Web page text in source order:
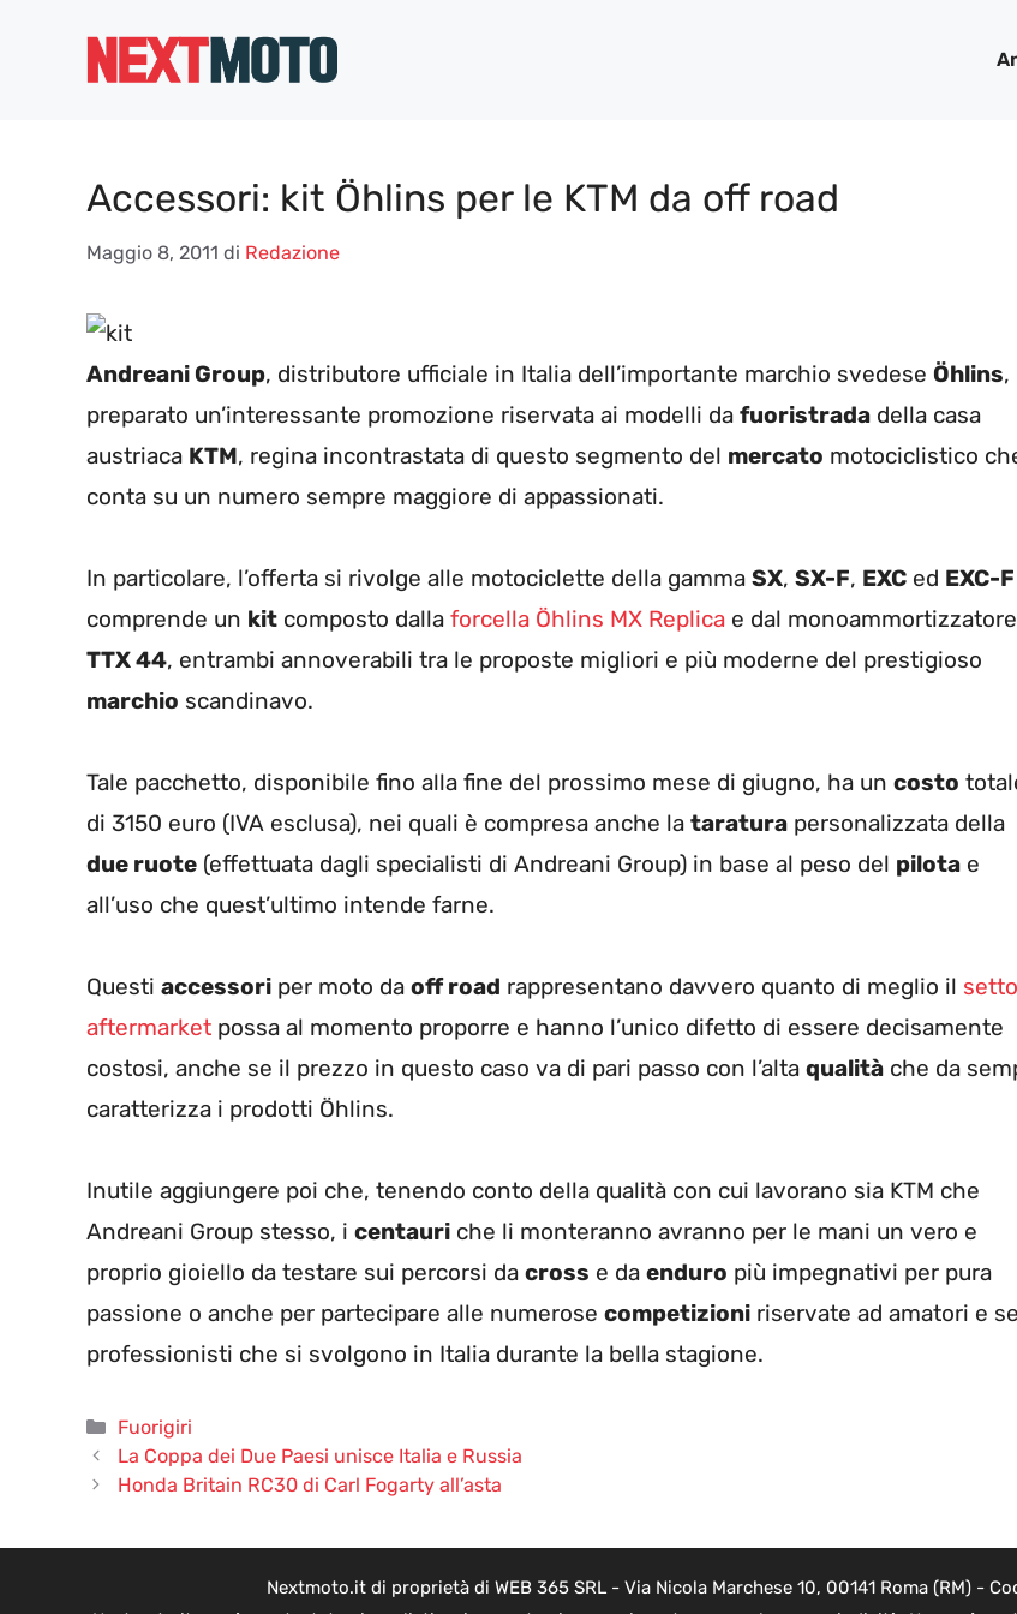
Accessori: kit Öhlins per le KTM da off road
Maggio 8, 2011 di Redazione
Andreani Group, distributore ufficiale in Italia dell’importante marchio svedese Öhlins,
preparato un’interessante promozione riservata ai modelli da fuoristrada della casa
austriaca KTM, regina incontrastata di questo segmento del mercato motociclistico
conta su un numero sempre maggiore di appassionati.
In particolare, l’offerta si rivolge alle motociclette della gamma SX, SX-F, EXC ed EXC-F
comprende un kit composto dalla forcella Öhlins MX Replica e dal monoammortizzatore
TTX 44, entrambi annoverabili tra le proposte migliori e più moderne del prestigioso
marchio scandinavo.
Tale pacchetto, disponibile fino alla fine del prossimo mese di giugno, ha un costo
di 3150 euro (IVA esclusa), nei quali è compresa anche la taratura personalizzata della
due ruote (effettuata dagli specialisti di Andreani Group) in base al peso del pilota e
all’uso che quest’ultimo intende farne.
Questi accessori per moto da off road rappresentano davvero quanto di meglio il
aftermarket possa al momento proporre e hanno l’unico difetto di essere decisamente
costosi, anche se il prezzo in questo caso va di pari passo con l’alta qualità che da
caratterizza i prodotti Öhlins.
Inutile aggiungere poi che, tenendo conto della qualità con cui lavorano sia KTM che
Andreani Group stesso, i centauri che li monteranno avranno per le mani un vero e
proprio gioiello da testare sui percorsi da cross e da enduro più impegnativi per pura
passione o anche per partecipare alle numerose competizioni riservate ad amatori e
professionisti che si svolgono in Italia durante la bella stagione.
Categorie
Fuorigiri
La Coppa dei Due Paesi unisce Italia e Russia
Honda Britain RC30 di Carl Fogarty all’asta
Nextmoto.it di proprietà di WEB 365 SRL - Via Nicola Marchese 10, 00141 Roma (RM) -